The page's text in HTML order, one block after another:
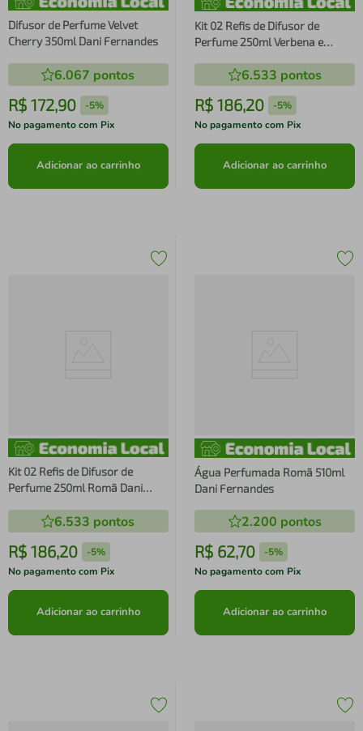
Difusor de Perfume Velvet
Cherry 350ml Dani Fernandes
6.067 pontos
R$ 172,90 -5%
No pagamento com Pix
Adicionar ao carrinho
Kit 02 Refis de Difusor de
Perfume 250ml Verbena e
6.533 pontos
R$ 186,20 -5%
No pagamento com Pix
Adicionar ao carrinho
Kit 02 Refis de Difusor de
Perfume 250ml Romã Dani
6.533 pontos
R$ 186,20 -5%
No pagamento com Pix
Adicionar ao carrinho
Água Perfumada Romã 510ml
Dani Fernandes
2.200 pontos
R$ 62,70 -5%
No pagamento com Pix
Adicionar ao carrinho